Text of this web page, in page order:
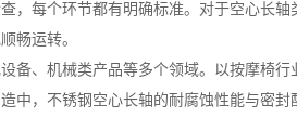
，每个环节都有明确标准。对于空心长
畅运转。
备、机械类产品等多个领域。以按摩椅
中，不锈钢空心长轴的耐腐蚀性能与密封